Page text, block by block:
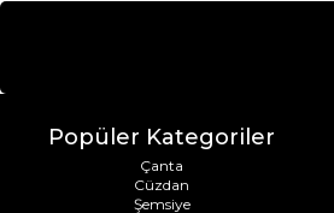
Popüler Kategoriler
Çanta
Cüzdan
Şemsiye